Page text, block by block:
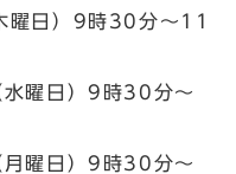
曜日）9時30分～11
曜日）9時30分～
曜日）9時30分～